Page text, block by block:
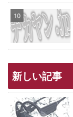
新しい記事